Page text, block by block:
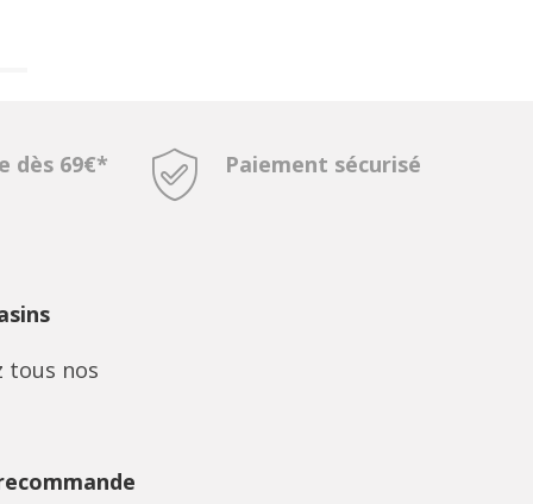
dès 69€* Paiement sécurisé
tous nos